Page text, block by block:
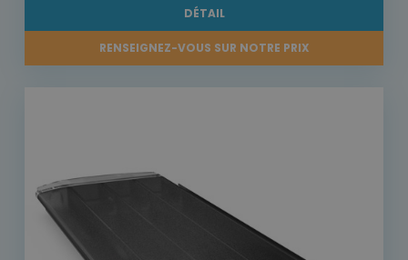
DÉTAIL
RENSEIGNEZ-VOUS SUR NOTRE PRIX